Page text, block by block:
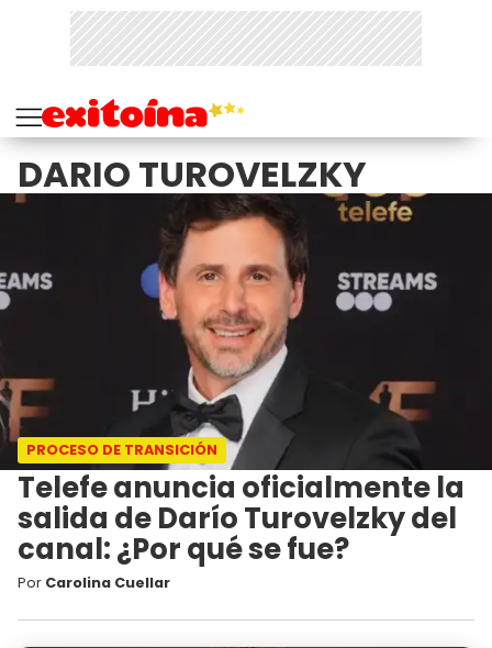
DARIO TUROVELZKY
PROCESO DE TRANSICIÓN
Telefe anuncia oficialmente la
salida de Darío Turovelzky del
canal: ¿Por qué se fue?
Por Carolina Cuellar